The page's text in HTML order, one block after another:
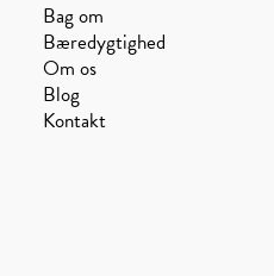
Bag om
Bæredygtighed
Om os
Blog
Kontakt